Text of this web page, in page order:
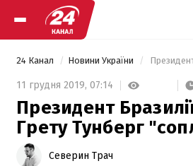
24 Канал Новини України
11 грудня 2019, 07:14
Президент
Грету Тунберг
Северин Трач